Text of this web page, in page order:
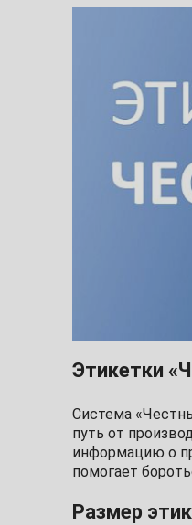
Этикетки
Система
путь от
информацию о
помогает
Размер